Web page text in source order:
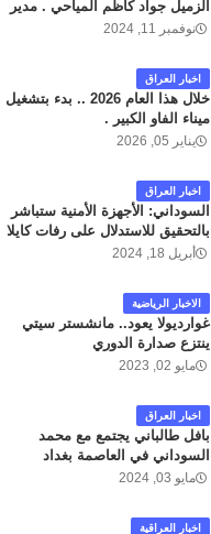
الزميل جواد كاظم المياحي . مدير
الخطوط الجوية العراقية السابق
البصرة الدولي اليوم الاثنين على
الطريق المؤدي من البوابة
الرئيسة الى صالة المسافرين .
حيث كان سبب الحادث يعود
لتصادم عجلته مع عجلة نوع كيا بنكو
مطار البصرة الدولي . سائلين الله
عز وجل ان يتغمد الفقيد بواسع
رحمته ، و انا لله وانا اليه راجعون .
نوفمبر 11, 2024
اخبار العراق
خلال هذا العام 2026 .. بدء بتشغيل
ميناء الفاو الكبير .
يناير 05, 2026
اخبار العراق
السوداني: الأجهزة الأمنية ستباشر
بالتحقيق للاستدلال على رفات كايلا
مولرأبريل 18, 2024
الاخبار الرياضية
غوارديولا يعود.. مانشستر سيتي
ينتزع صدارة الدوري
مايو 02, 2023
اخبار العراق
بافل طالباني يجتمع مع محمد
السوداني في العاصمة بغداد
مايو 03, 2024
اخبار العراقية